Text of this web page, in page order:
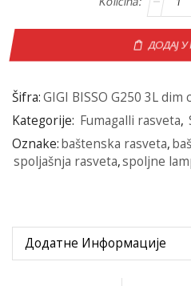
ДОДАЈ
Šifra:GIGI BISSO G250 3L dim
Kategorije: Fumagalli rasveta,
Oznake:baštenska rasveta,
spoljašnja rasveta,spoljne
Додатне Информације